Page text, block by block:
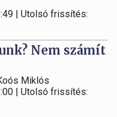
| Utolsó frissítés:
Nem számít
Miklós
| Utolsó frissítés: